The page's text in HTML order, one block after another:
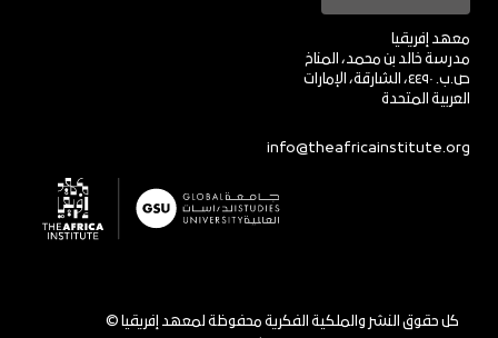
معهد إفريقيا
مدرسة خالد بن محمد، المناخ
ص.ب. ٤٤٩٠، الشارقة، الإمارات
العربية المتحدة
info@theafricainstitute.org
© كل حقوق النشر والملكية الفكرية محفوظة لمعهد إفريقيا